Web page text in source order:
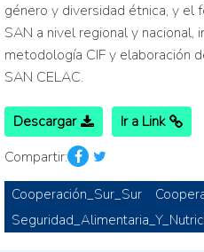
género y diversidad étnica, y
SAN a nivel regional y nacional,
metodología CIF y elaboración
SAN CELAC.
Descargar
Ir a Link
Compartir:
Cooperación_Sur_Sur